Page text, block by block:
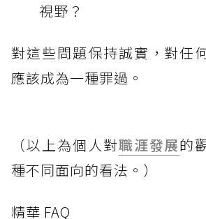
視野？
對這些問題保持誠實，對任
應該成為一種罪過。
（以上為個人對職涯發展的
種不同面向的看法。）
精華 FAQ